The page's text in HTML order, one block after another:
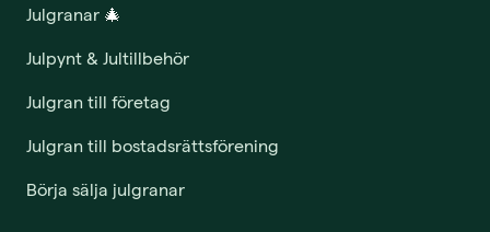
Julgranar 🎄
Julpynt & Jultillbehör
Julgran till företag
Julgran till bostadsrättsförening
Börja sälja julgranar